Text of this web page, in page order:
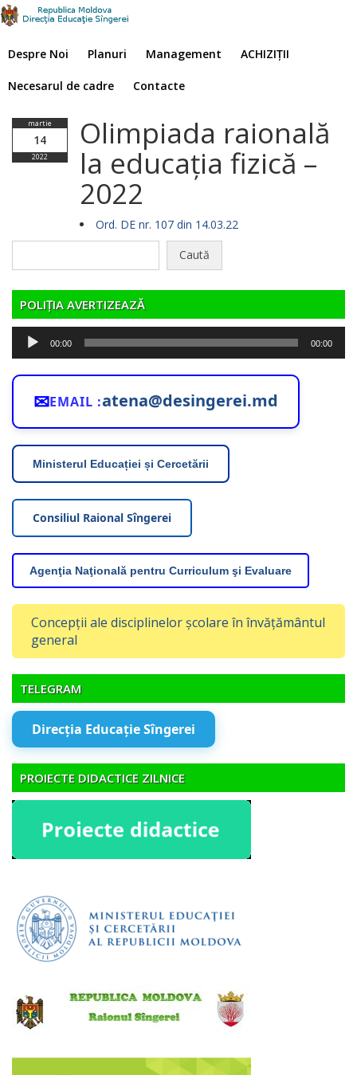
Despre Noi Planuri Management ACHIZIȚII
Necesarul de cadre Contacte
martie
14
2022
Olimpiada raională
la educația fizică –
2022
Ord. DE nr. 107 din 14.03.22
POLIȚIA AVERTIZEAZĂ
Player
audio
00:00 00:00
✉EMAIL :atena@desingerei.md
Ministerul Educației și Cercetării
Consiliul Raional Sîngerei
Agenţia Naţională pentru Curriculum şi Evaluare
Concepții ale disciplinelor școlare în învățământul
general
TELEGRAM
Direcția Educație Sîngerei
PROIECTE DIDACTICE ZILNICE